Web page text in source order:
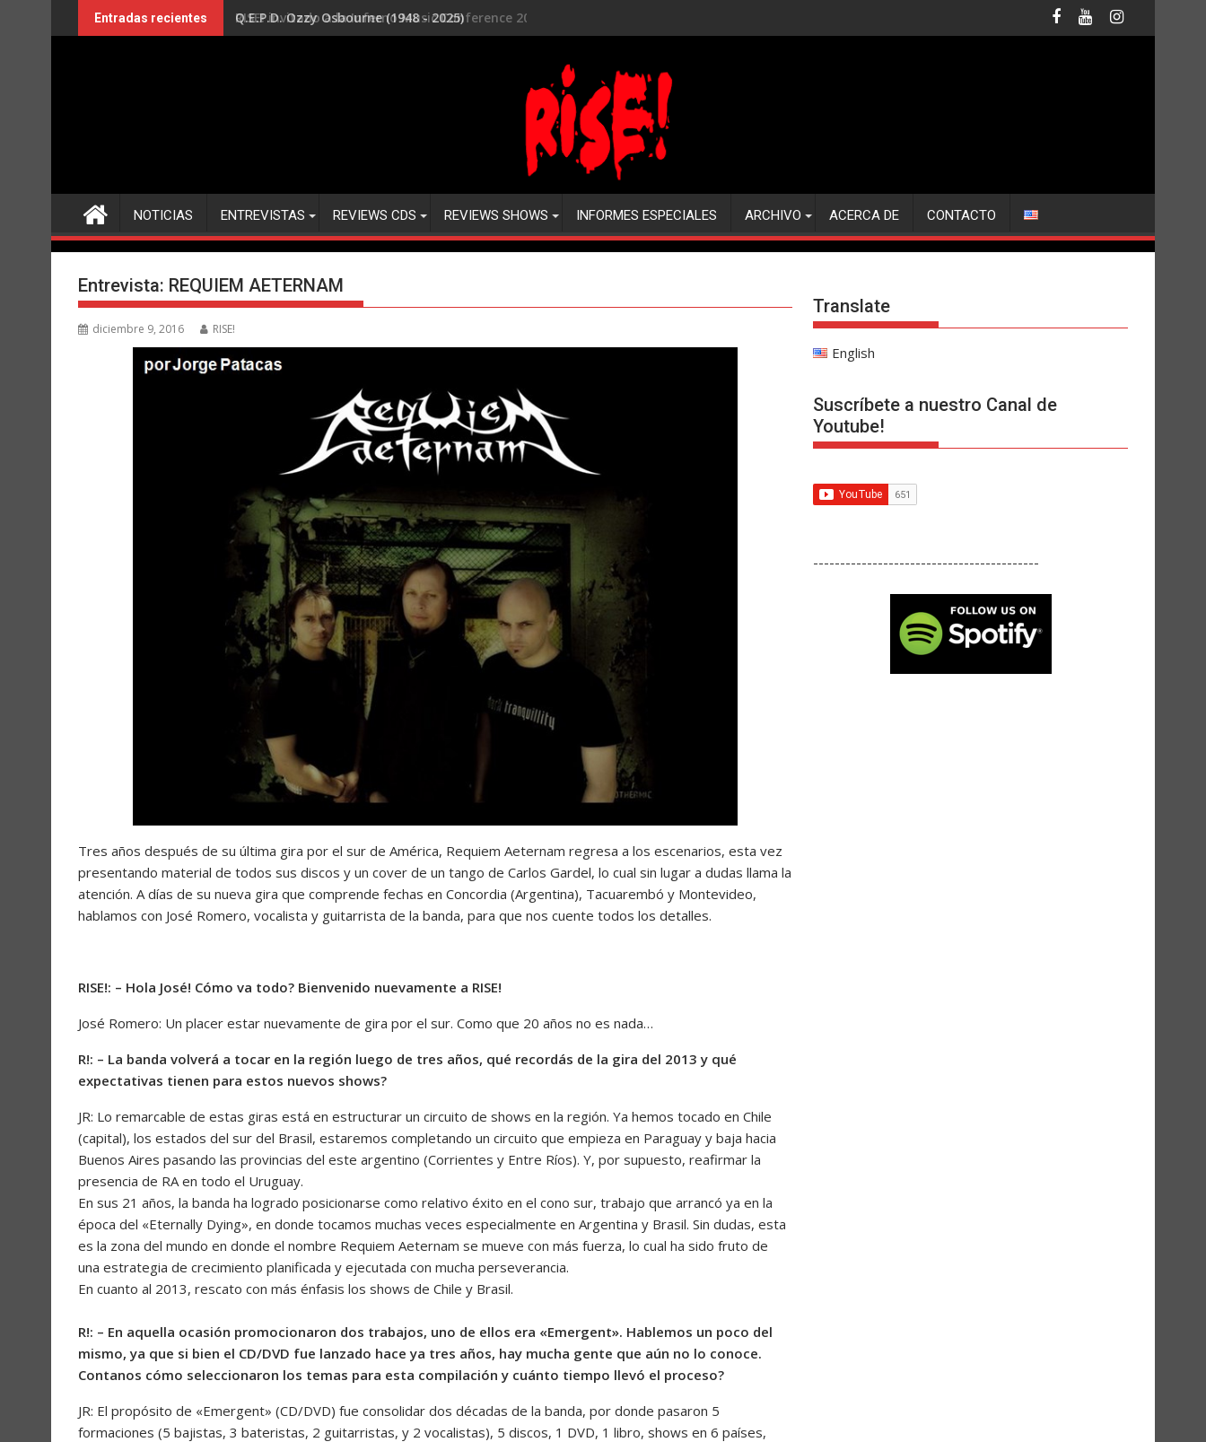
al
Entradas recientes RISE! invitado a la Inferno Music Conference 2025
NOTICIAS ENTREVISTAS REVIEWS CDS REVIEWS SHOWS INFORMES ESPECIALES ARCHIVO ACERCA DE CONTACTO
Entrevista: REQUIEM AETERNAM
diciembre 9, 2016 RISE!
Tres años después de su última gira por el sur de América, Requiem Aeternam regresa a los escenarios, esta vez
presentando material de todos sus discos y un cover de un tango de Carlos Gardel, lo cual sin lugar a dudas llama la
atención. A días de su nueva gira que comprende fechas en Concordia (Argentina), Tacuarembó y Montevideo,
hablamos con José Romero, vocalista y guitarrista de la banda, para que nos cuente todos los detalles.
RISE!: – Hola José! Cómo va todo? Bienvenido nuevamente a RISE!
José Romero: Un placer estar nuevamente de gira por el sur. Como que 20 años no es nada…
R!: – La banda volverá a tocar en la región luego de tres años, qué recordás de la gira del 2013 y qué
expectativas tienen para estos nuevos shows?
JR: Lo remarcable de estas giras está en estructurar un circuito de shows en la región. Ya hemos tocado en Chile
(capital), los estados del sur del Brasil, estaremos completando un circuito que empieza en Paraguay y baja hacia
Buenos Aires pasando las provincias del este argentino (Corrientes y Entre Ríos). Y, por supuesto, reafirmar la
presencia de RA en todo el Uruguay.
En sus 21 años, la banda ha logrado posicionarse como relativo éxito en el cono sur, trabajo que arrancó ya en la
época del «Eternally Dying», en donde tocamos muchas veces especialmente en Argentina y Brasil. Sin dudas, esta
es la zona del mundo en donde el nombre Requiem Aeternam se mueve con más fuerza, lo cual ha sido fruto de
una estrategia de crecimiento planificada y ejecutada con mucha perseverancia.
En cuanto al 2013, rescato con más énfasis los shows de Chile y Brasil.
R!: – En aquella ocasión promocionaron dos trabajos, uno de ellos era «Emergent». Hablemos un poco del
mismo, ya que si bien el CD/DVD fue lanzado hace ya tres años, hay mucha gente que aún no lo conoce.
Contanos cómo seleccionaron los temas para esta compilación y cuánto tiempo llevó el proceso?
JR: El propósito de «Emergent» (CD/DVD) fue consolidar dos décadas de la banda, por donde pasaron 5
formaciones (5 bajistas, 3 bateristas, 2 guitarristas, y 2 vocalistas), 5 discos, 1 DVD, 1 libro, shows en 6 países,
Translate
English
Suscríbete a nuestro Canal de
Youtube!
------------------------------------------